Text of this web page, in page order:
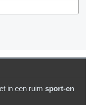
in een ruim sport-en